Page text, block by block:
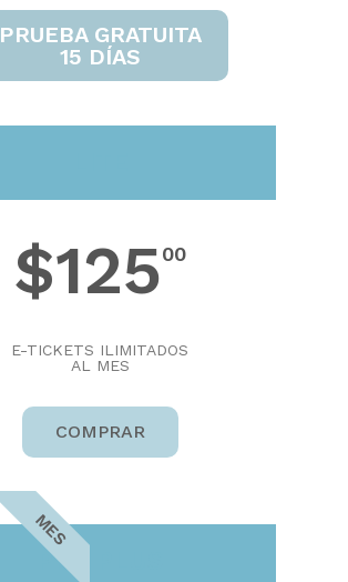
PRUEBA GRATUITA
15 DÍAS
$12500
E-TICKETS ILIMITADOS
AL MES
COMPRAR
MES
PRO PLUS